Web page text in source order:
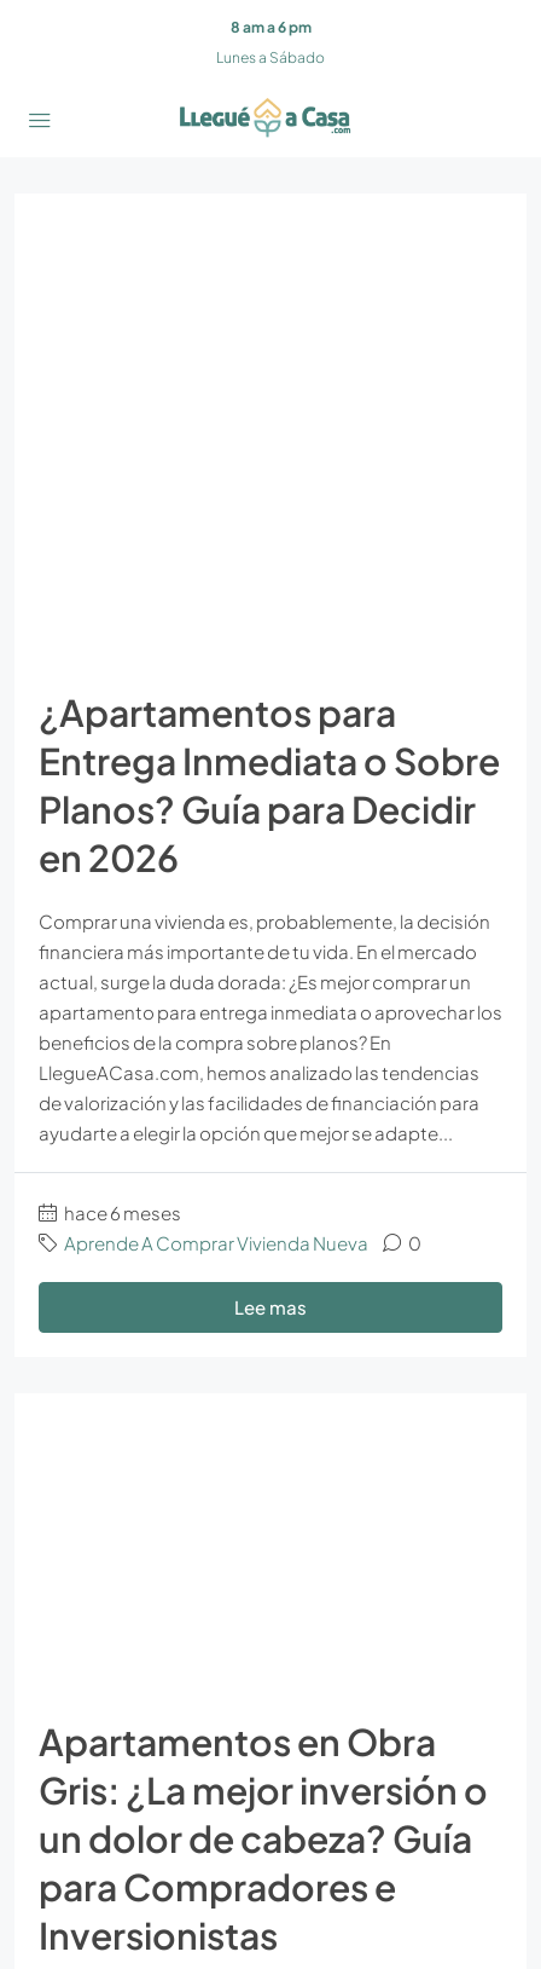
8 am a 6 pm
Lunes a Sábado
¿Apartamentos para
Entrega Inmediata o Sobre
Planos? Guía para Decidir
en 2026
Comprar una vivienda es, probablemente, la decisión
financiera más importante de tu vida. En el mercado
actual, surge la duda dorada: ¿Es mejor comprar un
apartamento para entrega inmediata o aprovechar los
beneficios de la compra sobre planos? En
LlegueACasa.com, hemos analizado las tendencias
de valorización y las facilidades de financiación para
ayudarte a elegir la opción que mejor se adapte...
hace 6 meses
Aprende A Comprar Vivienda Nueva
0
Lee mas
Apartamentos en Obra
Gris: ¿La mejor inversión o
un dolor de cabeza? Guía
para Compradores e
Inversionistas